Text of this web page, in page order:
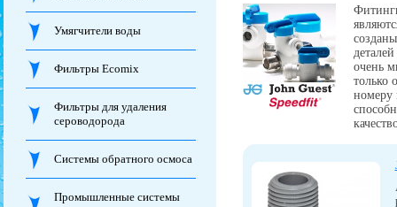
Умягчители воды
Фильтры Ecomix
Фильтры для удаления
сероводорода
Системы обратного осмоса
Промышленные системы
очень
только
номеру